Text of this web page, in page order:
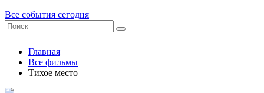
Все события сегодня
Главная
Все фильмы
Тихое место